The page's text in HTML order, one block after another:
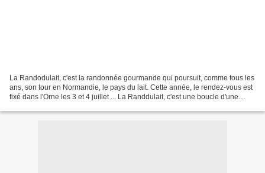
La Randodulait, c'est la randonnée gourmande qui poursuit, comme tous les
ans, son tour en Normandie, le pays du lait. Cette année, le rendez-vous est
fixé dans l'Orne les 3 et 4 juillet ... La Randdulait, c'est une boucle d'une